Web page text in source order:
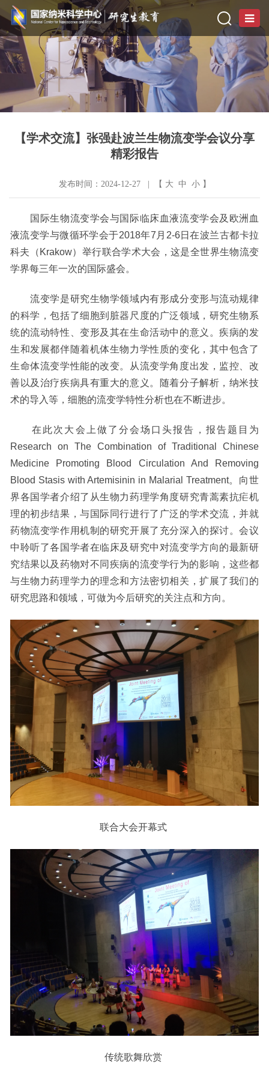
【学术交流】张强赴波兰生物流变学会议分享
精彩报告
发布时间：2024-12-27 | 【 大 中 小】
国际生物流变学会与国际临床血液流变学会及欧洲血
液流变学与微循环学会于2018年7 月 2-6日在波兰古都卡拉
科夫（ Krakow）举行联合学术大会，这是全世界生物流变
学界每三年一次的国际盛会。
流变学是研究生物学领域内有形成分变形与流动规律
的科学 ，包括了细胞到脏器尺度的广泛领域 ， 研究生物系
统的流动特性、变形及其在生命活动中的意义。疾病的发
生和发展都伴随着机体生物力学性质的变化，其中包含了
生命体流变学性能的改变。从流变学角度出发，监控、改
善以及治疗疾病具有重大的意义。
随着分子解析，纳米技
术的导入等，细胞的流变学特性分析也在不断进步。
在此次大会上做了 分会场口头报告，报告题目为
Research on The Combination of Traditional Chinese
Medicine Promoting Blood Circulation And Removing
Blood Stasis with Artemisinin in Malarial Treatment。向世
界各国学者介绍了从生物力药理学角度研究青蒿素抗疟机
理的初步结果，与国际同行进行了广泛的学术交流，并就
药物流变学作用机制的研究开展了充分深入的探讨。会议
中聆听了各国学者在临床及研究中对流变学方向的最新研
究结果 以及药物对不同疾病的流变学行为的影响 ，这些都
与生物力药理学力的理念和方法密切相关，扩展了我们的
研究思路和领域，可做为今后研究的关注点和方向。
联合大会开幕式
传统歌舞欣赏